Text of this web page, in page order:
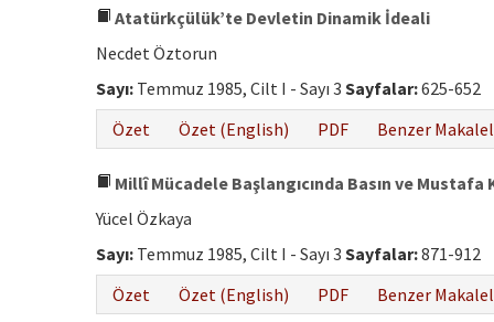
Atatürkçülük’te Devletin Dinamik İdeali
Necdet Öztorun
Sayı: Temmuz 1985, Cilt I - Sayı 3 Sayfalar:625-652
Özet
Özet (English) PDF Benzer
Millî Mücadele Başlangıcında Basın ve Mustafa
Yücel Özkaya
Sayı: Temmuz 1985, Cilt I - Sayı 3 Sayfalar:871-912
Özet
Özet (English) PDF Benzer